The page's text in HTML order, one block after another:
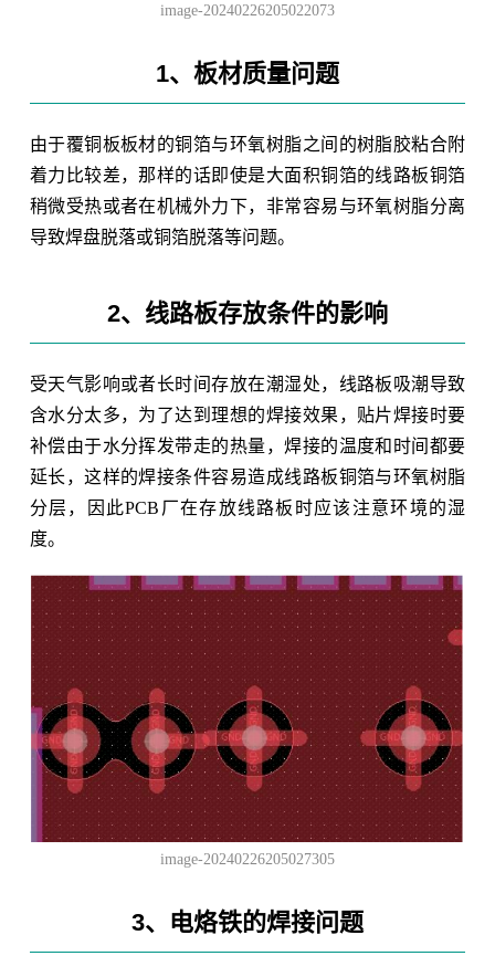
image-20240226205022073
1、板材质量问题
由于覆铜板板材的铜箔与环氧树脂之间的树脂胶粘合附
着力比较差，那样的话即使是大面积铜箔的线路板铜箔
稍微受热或者在机械外力下，非常容易与环氧树脂分离
导致焊盘脱落或铜箔脱落等问题。
2、线路板存放条件的影响
受天气影响或者长时间存放在潮湿处，线路板吸潮导致
含水分太多，为了达到理想的焊接效果，贴片焊接时要
补偿由于水分挥发带走的热量，焊接的温度和时间都要
延长，这样的焊接条件容易造成线路板铜箔与环氧树脂
分层，因此PCB厂在存放线路板时应该注意环境的湿
度。
image-20240226205027305
3、电烙铁的焊接问题